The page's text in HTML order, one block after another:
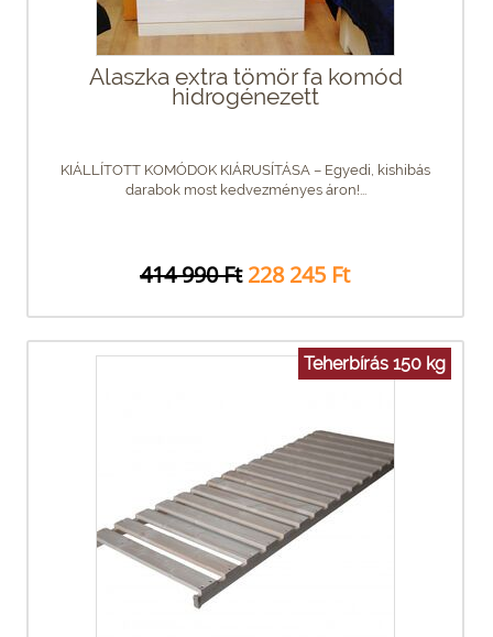
Alaszka extra tömör fa komód
hidrogénezett
KIÁLLÍTOTT KOMÓDOK KIÁRUSÍTÁSA – Egyedi, kishibás
darabok most kedvezményes áron!...
414 990 Ft 228 245 Ft
Teherbírás 150 kg